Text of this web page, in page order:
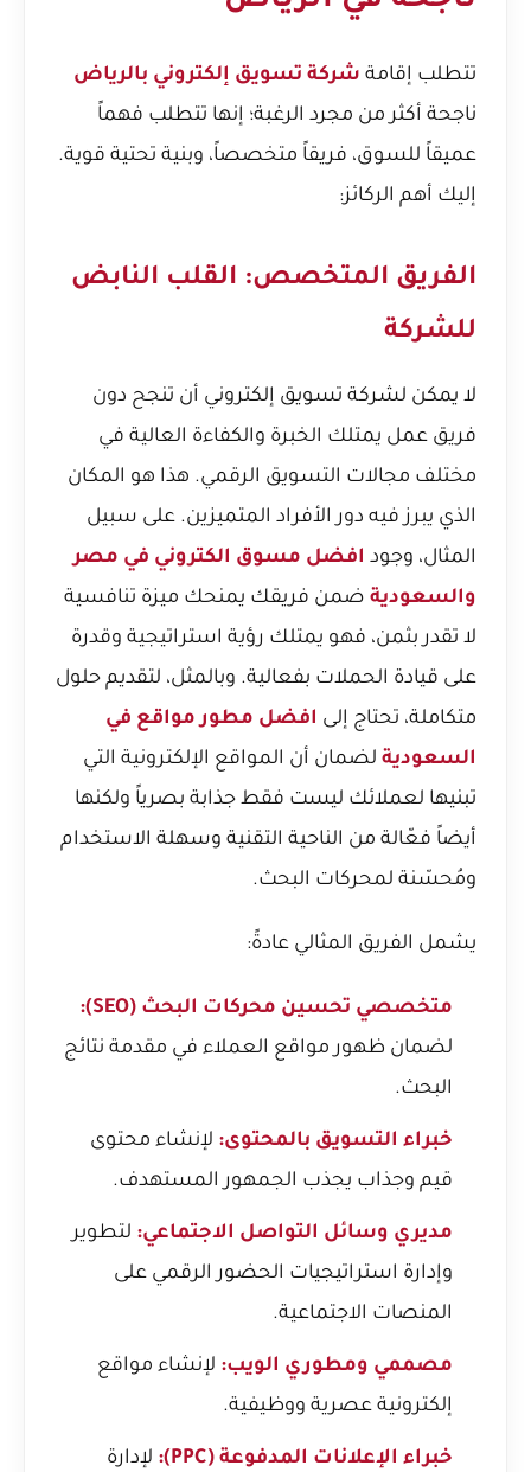
تتطلب إقامة شركة تسويق إلكتروني بالرياض
ناجحة أكثر من مجرد الرغبة؛ إنها تتطلب فهماً
عميقاً للسوق، فريقاً متخصصاً، وبنية تحتية قوية.
إليك أهم الركائز:
الفريق المتخصص: القلب النابض
للشركة
لا يمكن لشركة تسويق إلكتروني أن تنجح دون
فريق عمل يمتلك الخبرة والكفاءة العالية في
مختلف مجالات التسويق الرقمي. هذا هو المكان
الذي يبرز فيه دور الأفراد المتميزين. على سبيل
المثال، وجود افضل مسوق الكتروني في مصر
والسعودية ضمن فريقك يمنحك ميزة تنافسية
لا تقدر بثمن، فهو يمتلك رؤية استراتيجية وقدرة
على قيادة الحملات بفعالية. وبالمثل، لتقديم حلول
متكاملة، تحتاج إلى افضل مطور مواقع في
السعودية لضمان أن المواقع الإلكترونية التي
تبنيها لعملائك ليست فقط جذابة بصرياً ولكنها
أيضاً فعّالة من الناحية التقنية وسهلة الاستخدام
ومُحسّنة لمحركات البحث.
يشمل الفريق المثالي عادةً:
متخصصي تحسين محركات البحث (SEO):
لضمان ظهور مواقع العملاء في مقدمة نتائج
البحث.
خبراء التسويق بالمحتوى: لإنشاء محتوى
قيم وجذاب يجذب الجمهور المستهدف.
مديري وسائل التواصل الاجتماعي: لتطوير
وإدارة استراتيجيات الحضور الرقمي على
المنصات الاجتماعية.
مصممي ومطوري الويب: لإنشاء مواقع
إلكترونية عصرية ووظيفية.
خبراء الإعلانات المدفوعة (PPC):
لإدارة